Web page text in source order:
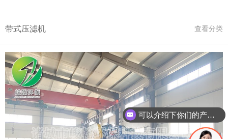
带式压滤机 查看分类
可以介绍下你们的产品么